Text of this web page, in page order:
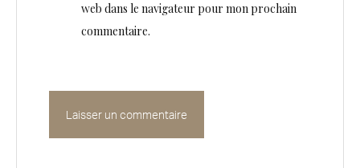
web dans le navigateur pour mon prochain
commentaire.